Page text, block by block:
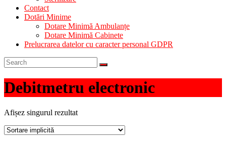
Contact
Dotări Minime
Dotare Minimă Ambulanțe
Dotare Minimă Cabinete
Prelucrarea datelor cu caracter personal GDPR
Debitmetru electronic
Afișez singurul rezultat